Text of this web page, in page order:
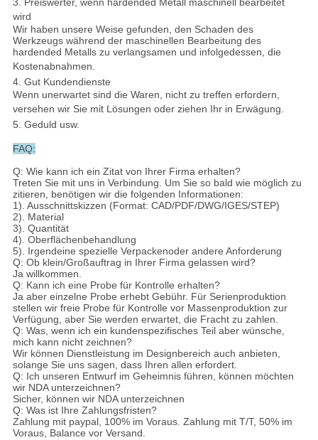
3. Preiswerter, wenn hardended Metall maschinell bearbeitet
wird
Wir haben unsere Weise gefunden, den Schaden des
Werkzeugs während der maschinellen Bearbeitung des
hardended Metalls zu verlangsamen und infolgedessen, die
Kostenabnahmen.
4. Gut Kundendienste
Wenn unerwartet sind die Waren, nicht zu treffen erfordern,
versehen wir Sie mit Lösungen oder ziehen Ihr in Erwägung.
5. Geduld usw.
FAQ:
Q: Wie kann ich ein Zitat von Ihrer Firma erhalten?
Treten Sie mit uns in Verbindung. Um Sie so bald wie möglich zu
zitieren, benötigen wir die folgenden Informationen:
1). Ausschnittskizzen (Format: CAD/PDF/DWG/IGES/STEP)
2). Material
3). Quantität
4). Oberflächenbehandlung
5). Irgendeine spezielle Verpackenoder andere Anforderung
Q: Ob klein/Großauftrag in Ihrer Firma gelassen wird?
Ja willkommen.
Q: Kann ich eine Probe für Kontrolle erhalten?
Ja aber einzelne Probe erhebt Gebühr. Für Serienproduktion
stellen wir freie Probe für Kontrolle vor Massenproduktion zur
Verfügung, aber Sie werden erwartet, die Fracht zu zahlen.
Q: Was, wenn ich ein kundenspezifisches Teil aber wünsche,
mich kann nicht zeichnen?
Wir können Dienstleistung im Designbereich auch anbieten,
solange Sie uns sagen, dass Ihren allen erfordert.
Q: Ich unseren Entwurf im Geheimnis führen, können möchten
wir NDA unterzeichnen?
Sicher, können wir NDA unterzeichnen
Q: Was ist Ihre Zahlungsfristen?
Zahlung mit paypal, 100% im Voraus. Zahlung mit T/T, 50% im
Voraus, Balance vor Versand.